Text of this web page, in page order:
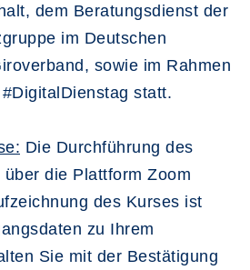
dem Beratungsdienst der
im Deutschen
sowie im Rahmen
statt.
Die Durchführung des
die Plattform Zoom
des Kurses ist
zu Ihrem
Sie mit der Bestätigung